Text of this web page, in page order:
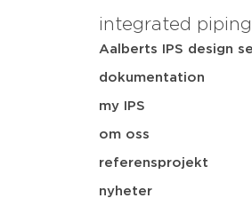
integrated
Aalberts IPS design
dokumentation
my IPS
om oss
referensprojekt
nyheter